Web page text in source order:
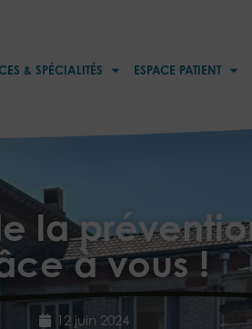
& SPÉCIALITÉS ESPACE PATIENT
la
à vous !
12 juin 2024